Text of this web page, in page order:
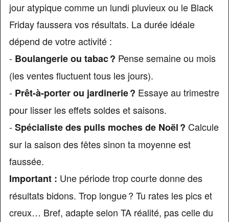
jour atypique comme un lundi pluvieux ou le Black
Friday faussera vos résultats. La durée idéale
dépend de votre activité :
- Boulangerie ou tabac ? Pense semaine ou mois
(les ventes fluctuent tous les jours).
- Prêt-à-porter ou jardinerie ? Essaye au trimestre
pour lisser les effets soldes et saisons.
-Spécialiste des pulls moches de Noël ? Calcule
sur la saison des fêtes sinon ta moyenne est
faussée.
Important : Une période trop courte donne des
résultats bidons. Trop longue ? Tu rates les pics et
creux… Bref, adapte selon TA réalité, pas celle du